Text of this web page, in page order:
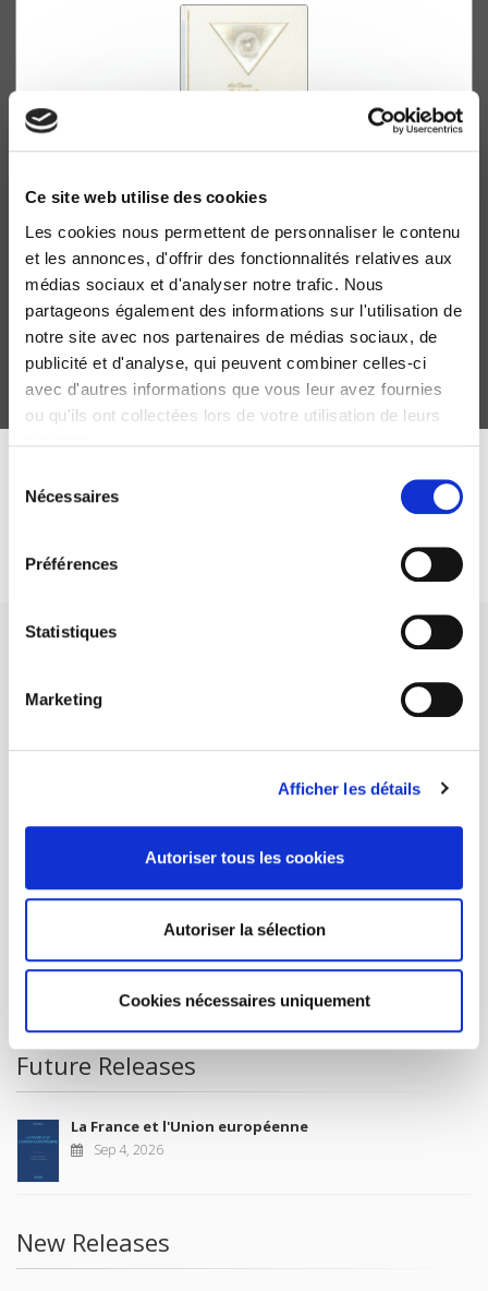
Ce site web utilise des cookies
Les cookies nous permettent de personnaliser le contenu
et les annonces, d'offrir des fonctionnalités relatives aux
médias sociaux et d'analyser notre trafic. Nous
partageons également des informations sur l'utilisation de
notre site avec nos partenaires de médias sociaux, de
publicité et d'analyse, qui peuvent combiner celles-ci
avec d'autres informations que vous leur avez fournies
ou qu'ils ont collectées lors de votre utilisation de leurs
Nécessaires
Préférences
Statistiques
Marketing
Afficher les détails
Autoriser tous les cookies
Autoriser la sélection
Cookies nécessaires uniquement
Les Toscans et leurs familles
Une étude du Catasto florentin de 1427
David Herlihy
DISCOVER OUR JOURNALS
continue
FOREIGN RIGHTS
CONDITIONS OF SALE
Future Releases
La France et l'Union européenne
Sep 4, 2026
New Releases